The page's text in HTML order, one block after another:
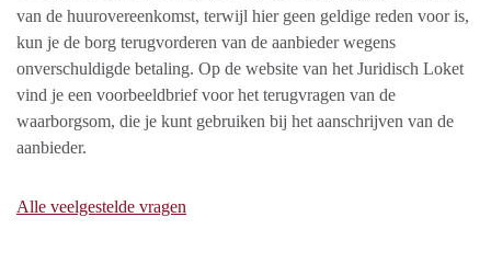
van de huurovereenkomst, terwijl hier geen geldige reden voor is,
kun je de borg terugvorderen van de aanbieder wegens
onverschuldigde betaling. Op de website van het Juridisch Loket
vind je een voorbeeldbrief voor het terugvragen van de
waarborgsom, die je kunt gebruiken bij het aanschrijven van de
aanbieder.
Alle veelgestelde vragen